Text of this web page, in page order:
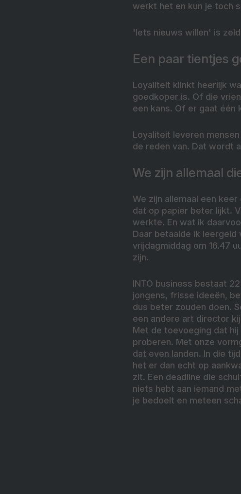
werkt het en kun je toch
'Iets nieuws willen' is
Een paar tientjes
Loyaliteit klinkt heerlijk
goedkoper is. Of die
een kans. Of er gaat
Loyaliteit leveren
de reden van. Dat wordt
We zijn allemaal
We zijn allemaal een
dat op papier beter lijkt.
werkte. En wat ik
Daar betaalde ik
vrijdagmiddag om 16.47
zijn.
INTO business bestaat
jongens, frisse ideeën,
dus beter zouden doen.
een andere art director
Met de toevoeging dat
proberen. Met onze
dat even landen. In die
het er dan echt op
zit. Een deadline die
niets hebt aan iemand
je bedoelt en meteen